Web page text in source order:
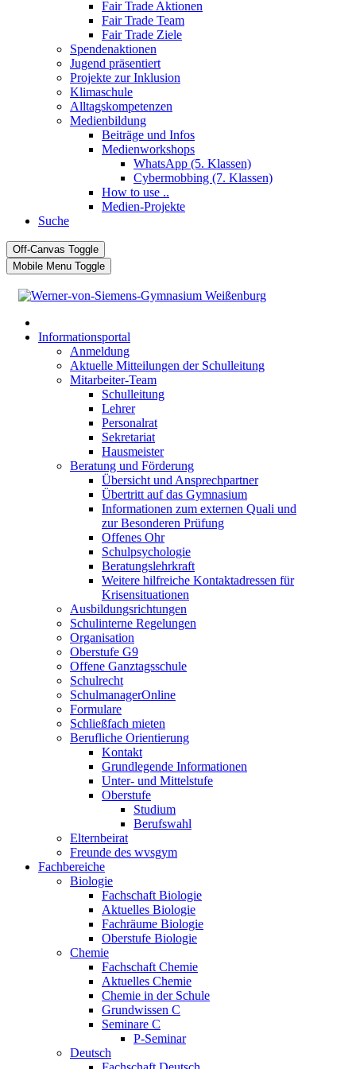
Fair Trade Aktionen
Fair Trade Team
Fair Trade Ziele
Spendenaktionen
Jugend präsentiert
Projekte zur Inklusion
Klimaschule
Alltagskompetenzen
Medienbildung
Beiträge und Infos
Medienworkshops
WhatsApp (5. Klassen)
Cybermobbing (7. Klassen)
How to use ..
Medien-Projekte
Suche
Off-Canvas Toggle
Mobile Menu Toggle
Informationsportal
Anmeldung
Aktuelle Mitteilungen der Schulleitung
Mitarbeiter-Team
Schulleitung
Lehrer
Personalrat
Sekretariat
Hausmeister
Beratung und Förderung
Übersicht und Ansprechpartner
Übertritt auf das Gymnasium
Informationen zum externen Quali und
zur Besonderen Prüfung
Offenes Ohr
Schulpsychologie
Beratungslehrkraft
Weitere hilfreiche Kontaktadressen für
Krisensituationen
Ausbildungsrichtungen
Schulinterne Regelungen
Organisation
Oberstufe G9
Offene Ganztagsschule
Schulrecht
SchulmanagerOnline
Formulare
Schließfach mieten
Berufliche Orientierung
Kontakt
Grundlegende Informationen
Unter- und Mittelstufe
Oberstufe
Studium
Berufswahl
Elternbeirat
Freunde des wvsgym
Fachbereiche
Biologie
Fachschaft Biologie
Aktuelles Biologie
Fachräume Biologie
Oberstufe Biologie
Chemie
Fachschaft Chemie
Aktuelles Chemie
Chemie in der Schule
Grundwissen C
Seminare C
P-Seminar
Deutsch